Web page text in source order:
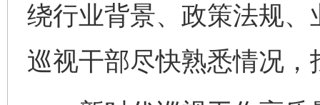
绕行业背景、政策法规
巡视干部尽快熟悉情况